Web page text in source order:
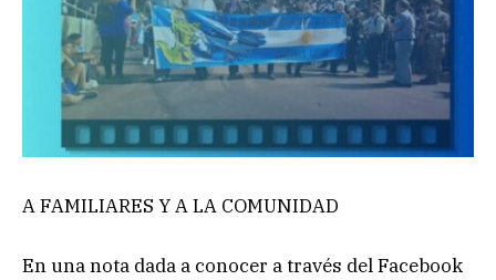
A FAMILIARES Y A LA COMUNIDAD
En una nota dada a conocer a través del Facebook